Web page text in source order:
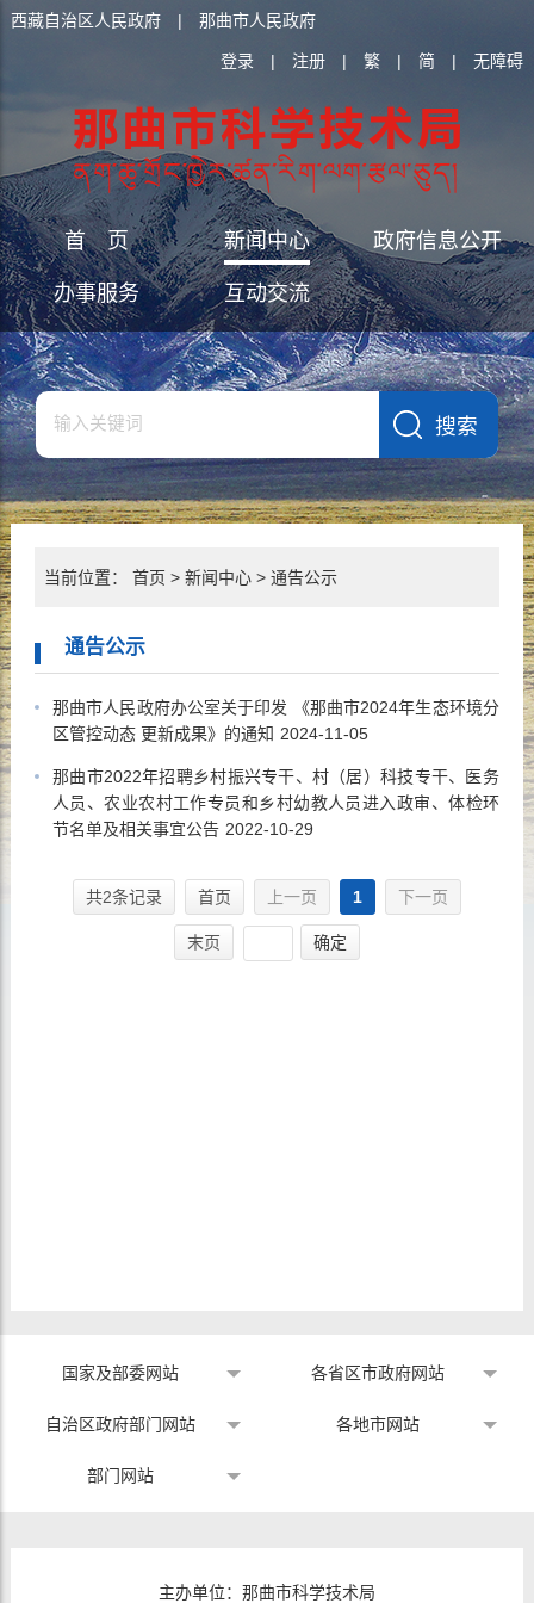
西藏自治区人民政府 | 那曲市人民政府
登录 | 注册 | 繁 | 简 | 无障碍
首 页 新闻中心 政府信息公开
办事服务 互动交流
当前位置： 首页 > 新闻中心> 通告公示
通告公示
那曲市人民政府办公室关于印发 《那曲市2024年生态环境分
区管控动态 更新成果》的通知 2024-11-05
那曲市2022年招聘乡村振兴专干、村（居）科技专干、医务
人员、农业农村工作专员和乡村幼教人员进入政审、体检环
节名单及相关事宜公告 2022-10-29
共2条记录 首页 上一页 1 下一页
末页 确定
国家及部委网站 各省区市政府网站
自治区政府部门网站 各地市网站
部门网站
主办单位：那曲市科学技术局